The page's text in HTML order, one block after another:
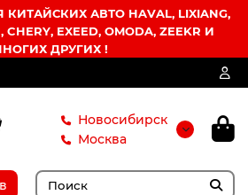
АВТО HAVAL, LIXIANG,
CHERY, EXEED, OMODA, ZEEKR И
ДРУГИХ !
Новосибирск
Москва